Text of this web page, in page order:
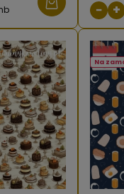
− +
Na